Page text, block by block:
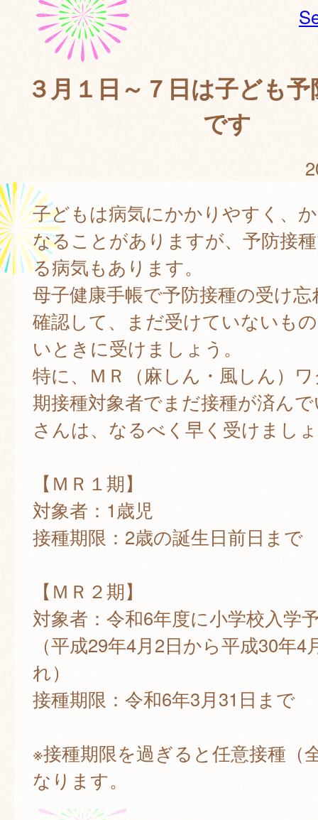
３月１日～７日は子ども
です
子どもは病気にかかりやすく、
なることがありますが、予防接
る病気もあります。
母子健康手帳で予防接種の受け
確認して、まだ受けていないも
いときに受けましょう。
特に、ＭＲ（麻しん・風しん）
期接種対象者でまだ接種が済ん
さんは、なるべく早く受けまし
【ＭＲ１期】
対象者：1歳児
接種期限：2歳の誕生日前日まで
【ＭＲ２期】
対象者：令和6年度に小学校入学
（平成29年4月2日から平成30年4
れ）
接種期限：令和6年3月31日まで
※接種期限を過ぎると任意接種（
なります。